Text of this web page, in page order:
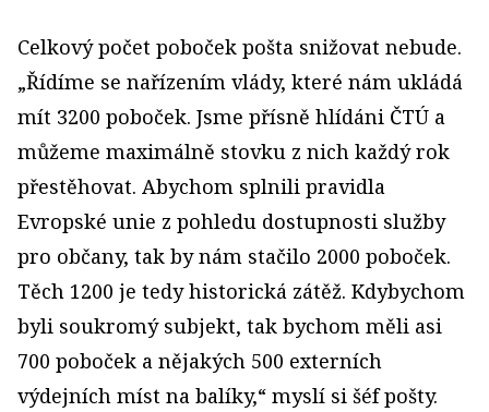
Celkový počet poboček pošta snižovat nebude.
„Řídíme se nařízením vlády, které nám ukládá
mít 3200 poboček. Jsme přísně hlídáni ČTÚ a
můžeme maximálně stovku z nich každý rok
přestěhovat. Abychom splnili pravidla
Evropské unie z pohledu dostupnosti služby
pro občany, tak by nám stačilo 2000 poboček.
Těch 1200 je tedy historická zátěž. Kdybychom
byli soukromý subjekt, tak bychom měli asi
700 poboček a nějakých 500 externích
výdejních míst na balíky,“ myslí si šéf pošty.